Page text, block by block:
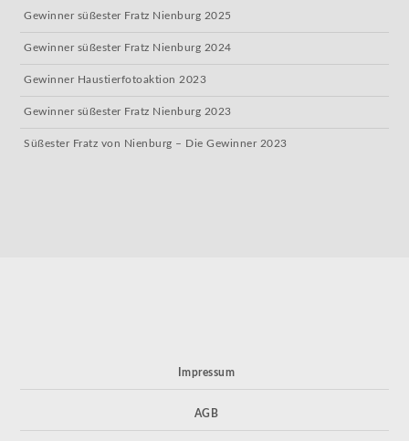
Gewinner süßester Fratz Nienburg 2025
Gewinner süßester Fratz Nienburg 2024
Gewinner Haustierfotoaktion 2023
Gewinner süßester Fratz Nienburg 2023
Süßester Fratz von Nienburg – Die Gewinner 2023
Impressum
AGB